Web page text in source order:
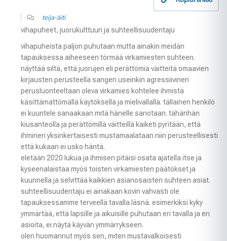
teija-äiti
vihapuheet, juorukulttuuri ja suhteellisuudentaju
vihapuheista paljon puhutaan mutta ainakin meidän
tapauksessa aiheeseen törmää virkamiesten suhteen.
näyttää siltä, että juorujen eli perättömiä väitteitä omaavien
kirjausten perusteella sangen useinkin agressiivinen
perusluonteeltaan oleva virkamies kohtelee ihmistä
käsittämättömällä käytöksellä ja mielivallalla. tällainen henkilö
ei kuuntele sanaakaan mitä hänelle sanotaan. tähänhän
kiusanteolla ja perättömillä väitteillä kaiketi pyritään, että
ihminen yksinkertaisesti mustamaalataan niin perusteellisesti
että kukaan ei usko häntä.
eletään 2020 lukua ja ihmisen pitäisi osata ajatella itse ja
kyseenalaistaa myös toisten virkamiesten päätökset ja
kuunnella ja selvittää kaikkien asianosaisten suhteen asiat.
suhteellisuudentaju ei ainakaan kovin vahvasti ole
tapauksessamme terveellä tavalla läsnä. esimerkiksi kyky
ymmärtää, että lapsille ja aikuisille puhutaan eri tavalla ja eri
asioita, ei näytä käyvän ymmärrykseen.
olen huomannut myös sen, miten mustavalkoisesti